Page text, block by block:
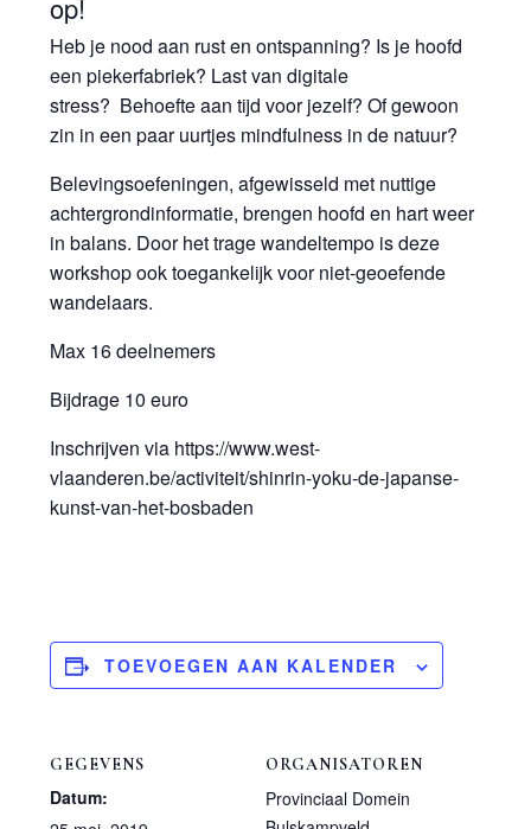
op!
Heb je nood aan rust en ontspanning? Is je hoofd
een piekerfabriek? Last van digitale
stress? Behoefte aan tijd voor jezelf? Of gewoon
zin in een paar uurtjes mindfulness in de natuur?
Belevingsoefeningen, afgewisseld met nuttige
achtergrondinformatie, brengen hoofd en hart weer
in balans. Door het trage wandeltempo is deze
workshop ook toegankelijk voor niet-geoefende
wandelaars.
Max 16 deelnemers
Bijdrage 10 euro
Inschrijven via https://www.west-
vlaanderen.be/activiteit/shinrin-yoku-de-japanse-
kunst-van-het-bosbaden
TOEVOEGEN AAN KALENDER
GEGEVENS
Datum:
ORGANISATOREN
Provinciaal Domein